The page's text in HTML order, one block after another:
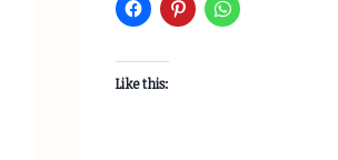
Like this: